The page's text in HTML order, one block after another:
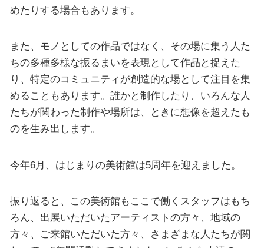
めたりする場合もあります。
また、モノとしての作品ではなく、その場に集う人た
ちの多種多様な振るまいを表現として作品と捉えた
り、特定のコミュニティが創造的な場として注目を集
めることもあります。誰かと制作したり、いろんな人
たちが関わった制作や場所は、ときに想像を超えたも
のを生み出します。
今年6月、はじまりの美術館は5周年を迎えました。
振り返ると、この美術館もここで働くスタッフはもち
ろん、出展いただいたアーティストの方々、地域の
方々、ご来館いただいた方々、さまざまな人たちが関